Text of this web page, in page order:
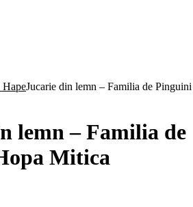
HapeJucarie din lemn – Familia de Pinguini
lemn – Familia de
Mitica